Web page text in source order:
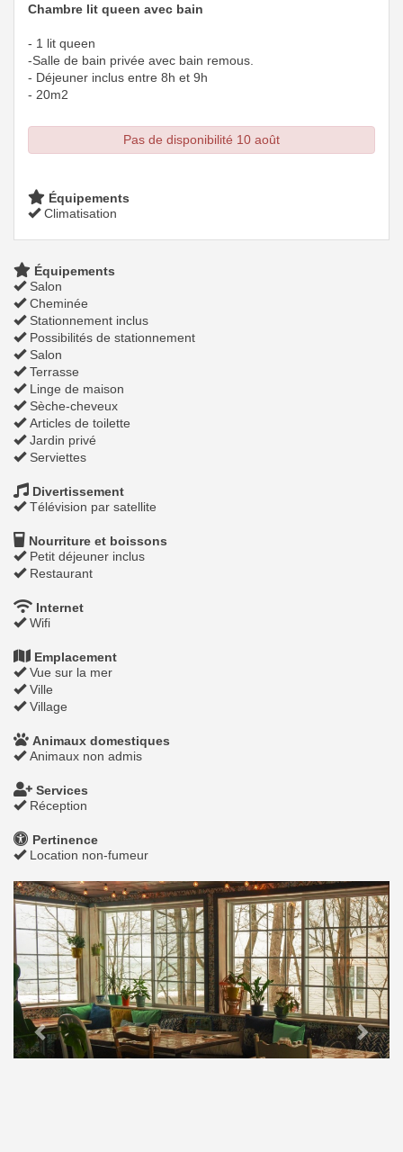
Chambre lit queen avec bain
- 1 lit queen
-Salle de bain privée avec bain remous.
- Déjeuner inclus entre 8h et 9h
- 20m2
Pas de disponibilité 10 août
Équipements
Climatisation
Équipements
Salon
Cheminée
Stationnement inclus
Possibilités de stationnement
Salon
Terrasse
Linge de maison
Sèche-cheveux
Articles de toilette
Jardin privé
Serviettes
Divertissement
Télévision par satellite
Nourriture et boissons
Petit déjeuner inclus
Restaurant
Internet
Wifi
Emplacement
Vue sur la mer
Ville
Village
Animaux domestiques
Animaux non admis
Services
Réception
Pertinence
Location non-fumeur
Previous Next